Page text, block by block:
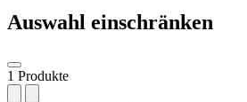
Auswahl einschränken
1 Produkte